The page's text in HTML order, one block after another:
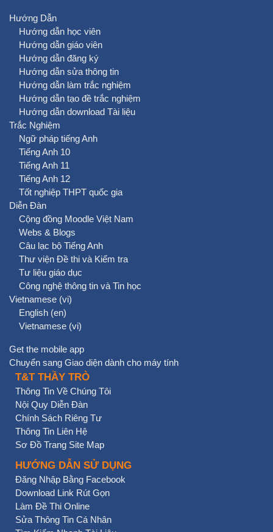
Hướng Dẫn
Hướng dẫn học viên
Hướng dẫn giáo viên
Hướng dẫn đăng ký
Hướng dẫn sửa thông tin
Hướng dẫn làm trắc nghiệm
Hướng dẫn tạo đề trắc nghiệm
Hướng dẫn download Tài liệu
Trắc Nghiệm
Ngữ pháp tiếng Anh
Tiếng Anh 10
Tiếng Anh 11
Tiếng Anh 12
Tốt nghiệp THPT quốc gia
Diễn Đàn
Cộng đồng Moodle Việt Nam
Webs & Blogs
Câu lạc bộ Tiếng Anh
Thư viện Đề thi và Kiểm tra
Tư liệu giáo dục
Công nghệ thông tin và Tin học
Vietnamese ‎(vi)‎
English ‎(en)‎
Vietnamese ‎(vi)‎
Get the mobile app
Chuyển sang Giao diện dành cho máy tính
T&T THẦY TRÒ
Thông Tin Về Chúng Tôi
Nội Quy Diễn Đàn
Chính Sách Riêng Tư
Thông Tin Liên Hệ
Sơ Đồ Trang Site Map
HƯỚNG DẪN SỬ DỤNG
Đăng Nhập Bằng Facebook
Download Link Rút Gọn
Làm Đề Thi Online
Sửa Thông Tin Cá Nhân